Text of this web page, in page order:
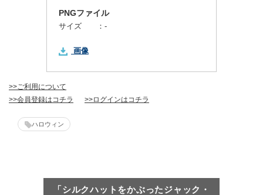
PNGファイル
サイズ ： -
画像
>>ご利用について
>>会員登録はコチラ
>>ログインはコチラ
ハロウィン
「シルクハットをかぶったジャック・